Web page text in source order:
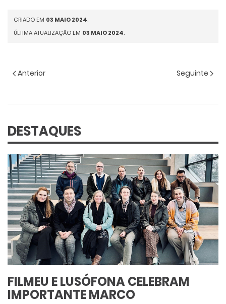
CRIADO EM 03 MAIO 2024.
ÚLTIMA ATUALIZAÇÃO EM 03 MAIO 2024.
Anterior Seguinte
DESTAQUES
FILMEU E LUSÓFONA CELEBRAM
IMPORTANTE MARCO